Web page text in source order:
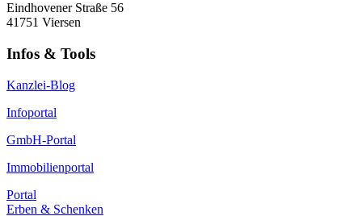
Eindhovener Straße 56
41751 Viersen
Infos & Tools
Kanzlei-Blog
Infoportal
GmbH-Portal
Immobilienportal
Portal
Erben & Schenken